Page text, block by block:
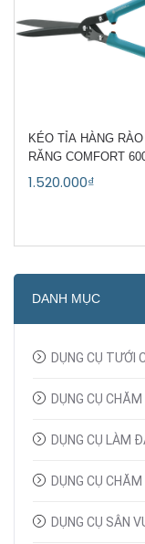
DANH MỤC
DỤNG CỤ TƯỚI
DỤNG CỤ
DỤNG CỤ LÀM
DỤNG CỤ
DỤNG CỤ SÂN
KÉO TỈA HÀNG RÀO
RĂNG COMFORT
GARDENA 00393-20
1.520.000₫